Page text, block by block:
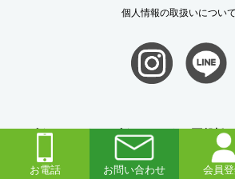
個人情報の取扱いについて
ピタットハウス ピタットハウス西船橋
イ・ユニットコーポレーシ
お電話 お問い合わせ 会員